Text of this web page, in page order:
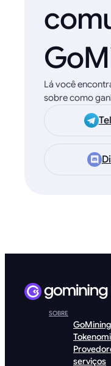
Lá você
sobre como
SOBRE
GoMining
serviços